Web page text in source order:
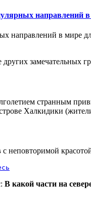
направлений
направлений в мире
замечательных
странным
Халкидики
с неповторимой
В какой части на